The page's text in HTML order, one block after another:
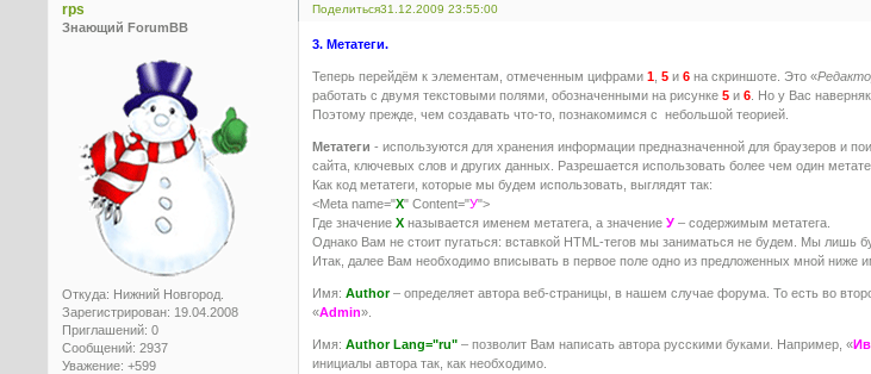
Поделиться31.12.2009 23:55:00
rps
Знающий ForumBB
Откуда: Нижний Новгород.
Зарегистрирован: 19.04.2008
Приглашений: 0
Сообщений: 2937
Уважение: +599
3. Метатеги.
Теперь перейдём к элементам, отмеченным цифрами1 ,5 и6 на скриншоте. Это «
работать с двумя текстовыми полями, обозначенными на рисунке5 и6 . Но у Вас
Поэтому прежде, чем создавать что-то, познакомимся с небольшой теорией.
Метатеги - используются для хранения информации предназначенной для браузеров и
сайта, ключевых слов и других данных. Разрешается использовать более чем один
Как код метатеги, которые мы будем использовать, выглядят так:
<Meta name="Х" Content="У">
Где значениеХ называется именем метатега, а значениеУ – содержимым метатега.
Однако Вам не стоит пугаться: вставкой HTML-тегов мы заниматься не будем. Мы лишь
Итак, далее Вам необходимо вписывать в первое поле одно из предложенных мной ниже
Имя:Author– определяет автора веб-страницы, в нашем случае форума. То есть во
«Admin».
Имя:Author Lang="ru" – позволит Вам написать автора русскими буками. Например, «
инициалы автора так, как необходимо.